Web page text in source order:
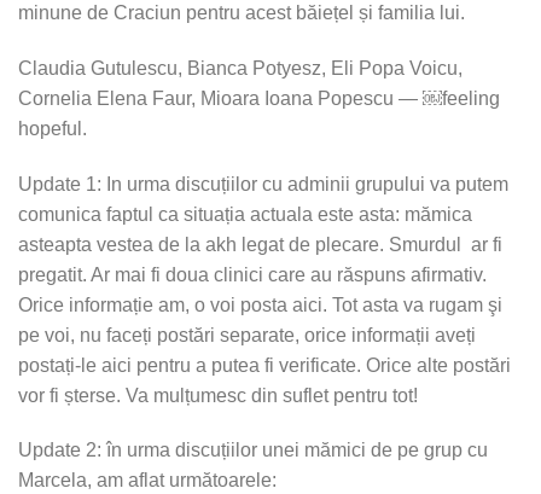
minune de Craciun pentru acest băiețel și familia lui.
Claudia Gutulescu, Bianca Potyesz, Eli Popa Voicu,
Cornelia Elena Faur, Mioara Ioana Popescu — ￼feeling
hopeful.
Update 1: In urma discuțiilor cu adminii grupului va putem
comunica faptul ca situația actuala este asta: mămica
asteapta vestea de la akh legat de plecare. Smurdul ar fi
pregatit. Ar mai fi doua clinici care au răspuns afirmativ.
Orice informație am, o voi posta aici. Tot asta va rugam şi
pe voi, nu faceți postări separate, orice informații aveți
postați-le aici pentru a putea fi verificate. Orice alte postări
vor fi șterse. Va mulțumesc din suflet pentru tot!
Update 2: în urma discuțiilor unei mămici de pe grup cu
Marcela, am aflat următoarele: